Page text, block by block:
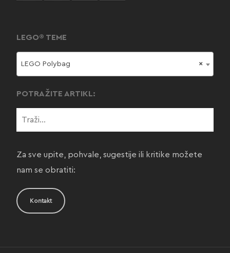
LEGO® TEME
×
LEGO Polybag
POTRAŽITE ARTIKL:
Za sve upite, pohvale, sugestije ili kritike možete
nam se obratiti:
Kontakt